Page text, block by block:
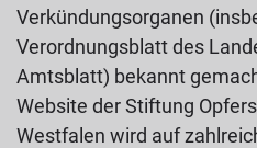
Verkündungsorganen
Verordnungsblatt des
Amtsblatt) bekannt
Website der Stiftung
Westfalen wird auf